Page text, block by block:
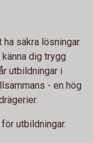
säkra lösningar
dig trygg
utbildningar i
- en hög
utbildningar.